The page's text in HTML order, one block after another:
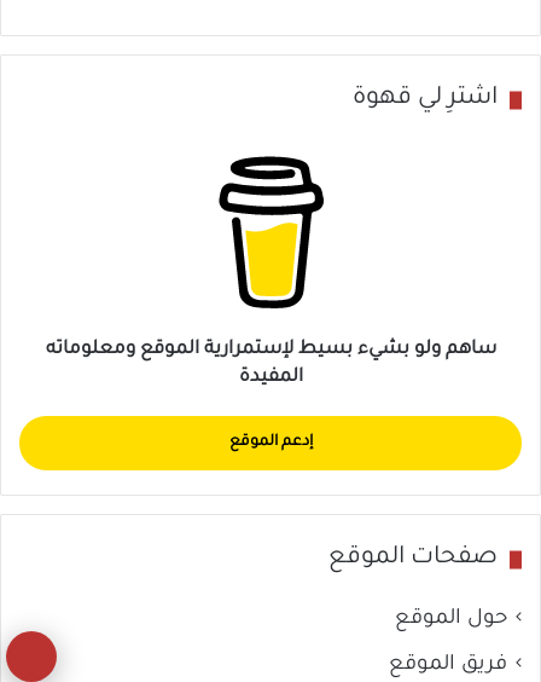
اشترِ لي قهوة
ساهم ولو بشيء بسيط لإستمرارية الموقع ومعلوماته
المفيدة
إدعم الموقع
صفحات الموقع
حول الموقع
فريق الموقع
زر